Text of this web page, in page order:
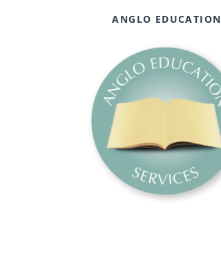
ANGLO EDUCATION